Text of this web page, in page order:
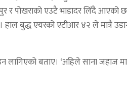
र पोखराको एउटै भाडादर लिँदै
बुद्ध एयरको एटीआर ४२ ले मात्रै
बताए। ‘अहिले साना जहाज